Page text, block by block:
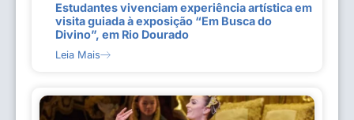
Estudantes vivenciam experiência artística em
visita guiada à exposição “Em Busca do
Divino”, em Rio Dourado
Leia Mais